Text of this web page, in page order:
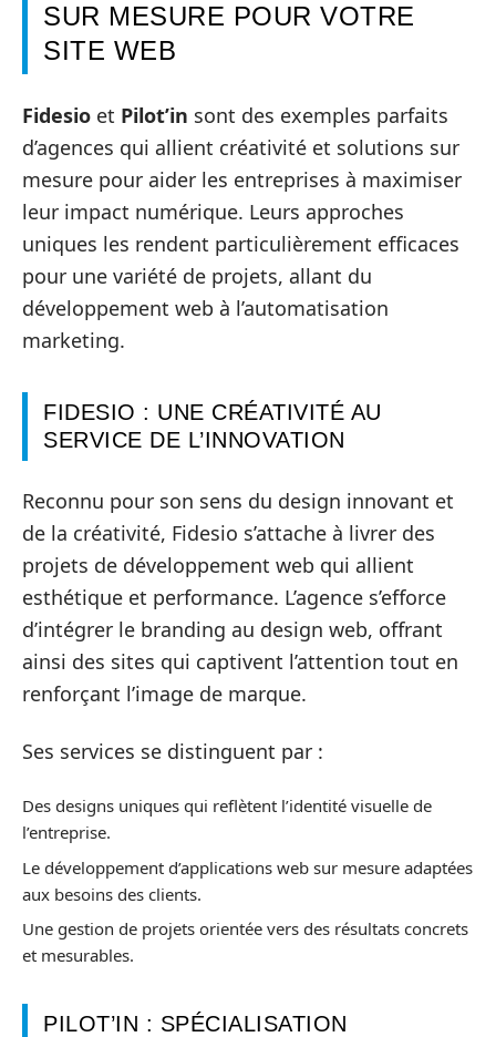
SUR MESURE POUR VOTRE
SITE WEB
Fidesio et Pilot’in sont des exemples parfaits
d’agences qui allient créativité et solutions sur
mesure pour aider les entreprises à maximiser
leur impact numérique. Leurs approches
uniques les rendent particulièrement efficaces
pour une variété de projets, allant du
développement web à l’automatisation
marketing.
FIDESIO : UNE CRÉATIVITÉ AU
SERVICE DE L’INNOVATION
Reconnu pour son sens du design innovant et
de la créativité, Fidesio s’attache à livrer des
projets de développement web qui allient
esthétique et performance. L’agence s’efforce
d’intégrer le branding au design web, offrant
ainsi des sites qui captivent l’attention tout en
renforçant l’image de marque.
Ses services se distinguent par :
Des designs uniques qui reflètent l’identité visuelle de
l’entreprise.
Le développement d’applications web sur mesure adaptées
aux besoins des clients.
Une gestion de projets orientée vers des résultats concrets
et mesurables.
PILOT’IN : SPÉCIALISATION